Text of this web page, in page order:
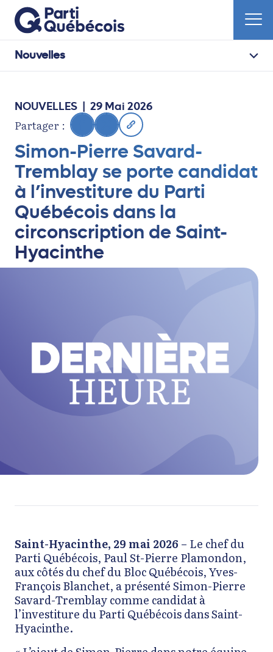
Nouvelles
NOUVELLES | 29 Mai 2026
Partager :
Simon-Pierre Savard-
Tremblay se porte candidat
à l’investiture du Parti
Québécois dans la
circonscription de Saint-
Hyacinthe
Saint-Hyacinthe, 29 mai 2026 – Le chef du
Parti Québécois, Paul St-Pierre Plamondon,
aux côtés du chef du Bloc Québécois, Yves-
François Blanchet, a présenté Simon-Pierre
Savard-Tremblay comme candidat à
l’investiture du Parti Québécois dans Saint-
Hyacinthe.